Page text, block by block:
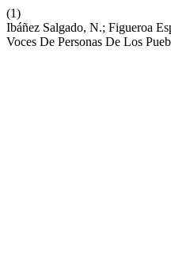
(1)
Ibáñez Salgado, N.; Figueroa
Voces De Personas De Los